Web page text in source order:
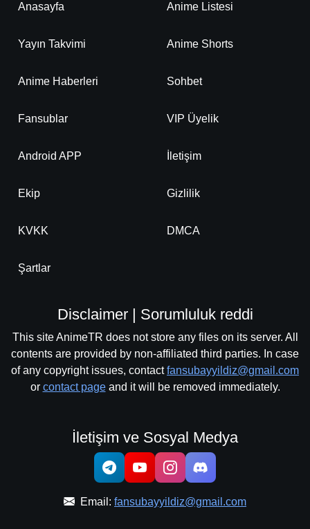
Anasayfa Anime Listesi
Yayın Takvimi Anime Shorts
Anime Haberleri Sohbet
Fansublar VIP Üyelik
Android APP İletişim
Ekip Gizlilik
KVKK DMCA
Şartlar
Disclaimer | Sorumluluk reddi
This site AnimeTR does not store any files on its server. All
contents are provided by non-affiliated third parties. In case
of any copyright issues, contactfansubayyildiz@gmail.com
or contact pageand it will be removed immediately.
İletişim ve Sosyal Medya
Email: fansubayyildiz@gmail.com